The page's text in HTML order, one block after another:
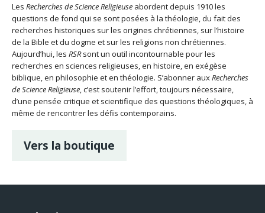
Les Recherches de Science Religieuse abordent depuis 1910 les
questions de fond qui se sont posées à la théologie, du fait des
recherches historiques sur les origines chrétiennes, sur l’histoire
de la Bible et du dogme et sur les religions non chrétiennes.
Aujourd’hui, les RSRsont un outil incontournable pour les
recherches en sciences religieuses, en histoire, en exégèse
biblique, en philosophie et en théologie. S’abonner auxRecherches
de Science Religieuse, c’est soutenir l’effort, toujours nécessaire,
d’une pensée critique et scientifique des questions théologiques, à
même de rencontrer les défis contemporains.
Vers la boutique